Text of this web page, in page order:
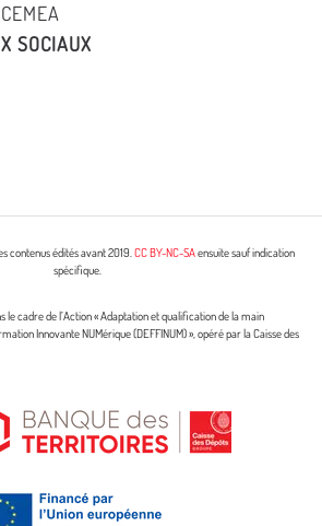
SOCIAUX
contenus édités avant 2019.CC BY-NC-SAensuite sauf indication
spécifique.
le cadre de l’Action « Adaptation et qualification de la main
Innovante NUMérique (DEFFINUM) », opéré par la Caisse des